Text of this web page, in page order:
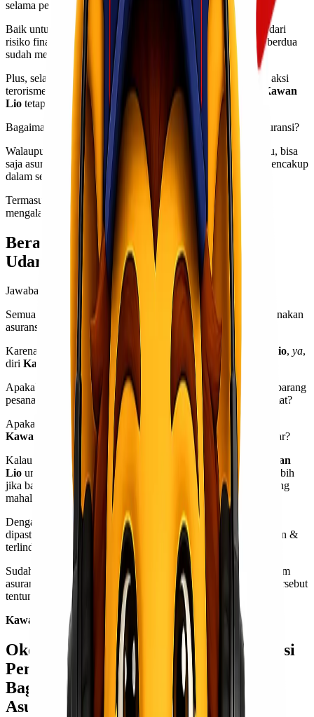
selama pengiriman via udara berlangsung.
Baik untuk
customer maupun
, bisa terlindungi dari
risiko finansial selama kontrak yang terikat di antara kalian berdua
sudah mengatur hal tersebut dengan baik.
Plus, selama insiden yang terjadi bukan karena peperangan, aksi
terorisme, ataupun bencana alam — pengiriman via udara
Kawan
Lio tetap dapat terlindungi dengan baik!
Bagaimana dengan jumlah biaya yang bisa di-
cover oleh asuransi?
Walaupun, balik lagi, tergantung dengan aturan yang berlaku, bisa
saja asuransi pengiriman men-
cover
semua kerugian yang mencakup
dalam seluruh proses pengiriman via udara.
Termasuk ketika pengiriman via udara
Kawan Lio
mengalami
delay, biaya asuransi juga mencakup hal tersebut.
Berarti, Asuransi Pengiriman Jalur
Udara Harus Selalu Kita Gunakan?
Jawabannya: Belum tentu.
Semua kembali lagi ke diri
Kawan Lio
, apakah mau menggunakan
asuransi pengiriman jalur udara atau tidak.
Karena, yang paling tahu yang terbaik untuk bisnis
Kawan Lio, ya,
diri Kawan Lio
sendiri.
Apakah tanpa menggunakan asuransi pengiriman jalur udara barang
pesanan
customer
dapat dipastikan akan sampai dengan selamat?
Apakah tanpa menggunakan asuransi pengiriman jalur udara
Kawan Lio
tidak akan menerima kerugian finansial yang besar?
Kalau dari
Lionel Express sendiri, sangat menyarankan
Kawan
Lio untuk menggunakan asuransi pengiriman jalur udara, terlebih
jika barang yang dikirim bernilai tinggi dan memiliki harga yang
mahal, atau bahkan cenderung mudah rusak.
Dengan menggunakan asuransi pengiriman jalur udara, dapat
dipastikan kalau pengiriman jalur udaraKawan Lio
lebih aman &
terlindungi.
Sudah begitu, kalau ada kerugian,
Kawan Lio
dapat mengklaim
asuransi sebesar kerugian yang
Kawan Lio
alami dan biaya tersebut
tentunya sudah diatur dalam kontrak.
Kawan Lio
untung, customer pun bahagia!
Oke, Saya Ingin Menggunakan Asuransi
Pengiriman Jalur Udara. Lalu,
Bagaimana Cara Menghitung Harga
Asuransi?